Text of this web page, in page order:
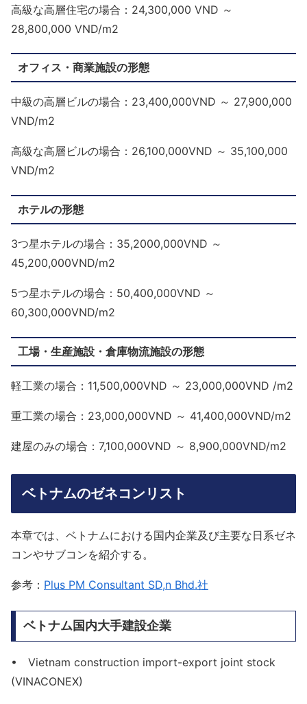
高級な高層住宅の場合：24,300,000 VND ～
28,800,000 VND/m2
オフィス・商業施設の形態
中級の高層ビルの場合：23,400,000VND ～ 27,900,000
VND/m2
高級な高層ビルの場合：26,100,000VND ～ 35,100,000
VND/m2
ホテルの形態
3つ星ホテルの場合：35,2000,000VND ～
45,200,000VND/m2
5つ星ホテルの場合：50,400,000VND ～
60,300,000VND/m2
工場・生産施設・倉庫物流施設の形態
軽工業の場合：11,500,000VND ～ 23,000,000VND /m2
重工業の場合：23,000,000VND ～ 41,400,000VND/m2
建屋のみの場合：7,100,000VND ～ 8,900,000VND/m2
ベトナムのゼネコンリスト
本章では、ベトナムにおける国内企業及び主要な日系ゼネ
コンやサブコンを紹介する。
参考： Plus PM Consultant SD,n Bhd.社
ベトナム国内大手建設企業
• Vietnam construction import-export joint stock
(VINACONEX)